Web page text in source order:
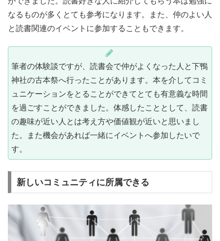
なるものが多くとても参考になります。また、仲のよい人
と読書関連のイベントに参加することもできます。
筆者の体験談ですが、読書会で仲がよくなった人と下鴨
神社の古本祭へ行ったことがあります。本を介してコミ
ュニケーションをとることができてとても有意義な時間
を過ごすことができました。体感したこととして、読書
の趣味が近い人とは考え方や価値観が近いと思いまし
た。また機会があれば一緒にイベントへ参加したいで
す。
新しいコミュニティに所属できる